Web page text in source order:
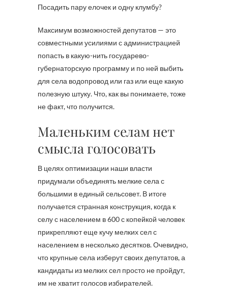
Посадить пару елочек и одну клумбу?
Максимум возможностей депутатов — это
совместными усилиями с администрацией
попасть в какую-нить государево-
губернаторскую программу и по ней выбить
для села водопровод или газ или еще какую
полезную штуку. Что, как вы понимаете, тоже
не факт, что получится.
Маленьким селам нет
смысла голосовать
В целях оптимизации наши власти
придумали объединять мелкие села с
большими в единый сельсовет. В итоге
получается странная конструкция, когда к
селу с населением в 600 с копейкой человек
прикрепляют еще кучу мелких сел с
населением в несколько десятков. Очевидно,
что крупные села изберут своих депутатов, а
кандидаты из мелких сел просто не пройдут,
им не хватит голосов избирателей.